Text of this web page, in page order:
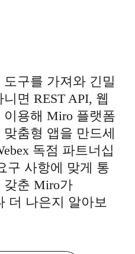
구를 가져와 긴밀
면 REST API, 웹
용해 Miro 플랫폼
춤형 앱을 만드세
독점 파트너십
구 사항에 맞게 통
갖춘 Miro가
더 나은지 알아보